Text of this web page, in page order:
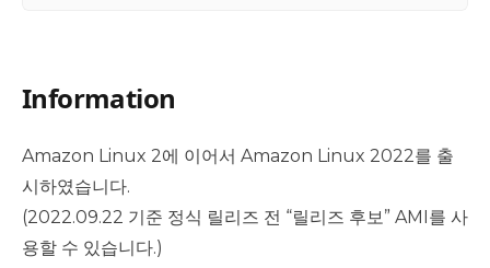
Amazon Linux 2 to Amazon Linux 2022 Key Point
Information
Amazon Linux 2에 이어서 Amazon Linux 2022를 출
시하였습니다.
(2022.09.22 기준 정식 릴리즈 전 “릴리즈 후보” AMI를 사
용할 수 있습니다.)